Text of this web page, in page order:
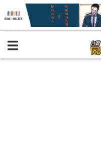
BOOKY書集倉庫